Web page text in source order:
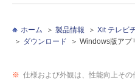
ホーム 製品情報 Xit テレビ
ダウンロード
Windows版アプ
※ 仕様および外観は、性能向上そ